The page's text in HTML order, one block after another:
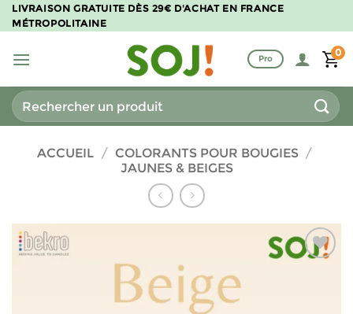
Passer
au
LIVRAISON GRATUITE DÈS 29€ D'ACHAT EN FRANCE
MÉTROPOLITAINE
Pro
0
Recherche
pour :
ACCUEIL / COLORANTS POUR BOUGIES /
JAUNES & BEIGES